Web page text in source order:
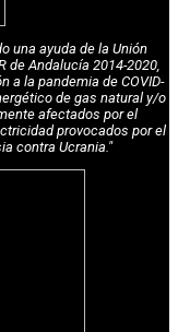
una ayuda de la Unión
de Andalucía 2014-2020,
a la pandemia de COVID-
de gas natural y/o
afectados por el
provocados por el
contra Ucrania."